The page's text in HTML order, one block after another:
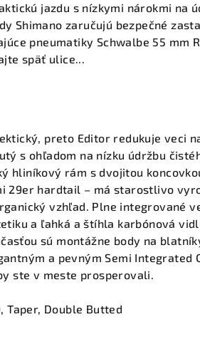
jazdu s nízkymi nárokmi na
Shimano zaručujú bezpečné
pneumatiky Schwalbe 55 mm
späť ulice...
preto Editor redukuje veci
s ohľadom na nízku údržbu
hliníkový rám s dvojitou
29er hardtail – má starostlivo
vzhľad. Plne integrované
a ľahká a štíhla karbónová
sú montážne body na
a pevným Semi Integrated
ste v meste prosperovali.
Taper, Double Butted